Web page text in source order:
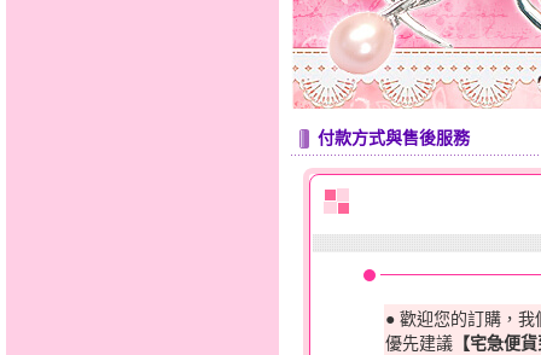
付款方式與售後服務
● 歡迎您的訂購，
優先建議 【宅急便